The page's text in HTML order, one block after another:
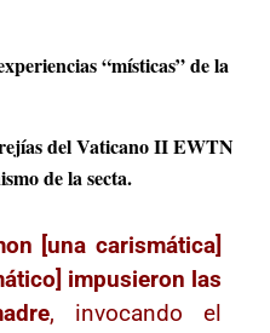
“místicas” de la
del Vaticano II EWTN
de la secta.
[una carismática]
impusieron las
, invocando el